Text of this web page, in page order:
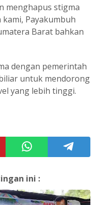
menghapus stigma
Payakumbuh
Barat bahkan
dengan pemerintah
untuk mendorong
yang lebih tinggi.
ini :